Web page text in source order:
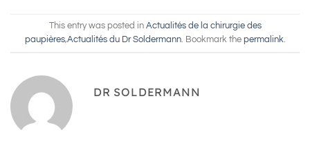
This entry was posted in Actualités de la chirurgie des
paupières,Actualités du Dr Soldermann. Bookmark the permalink
DR SOLDERMANN